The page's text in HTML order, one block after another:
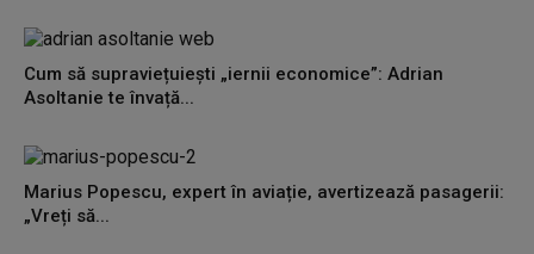
Cum să supraviețuiești „iernii economice”: Adrian
Asoltanie te învață...
Marius Popescu, expert în aviație, avertizează pasagerii:
„Vreți să...